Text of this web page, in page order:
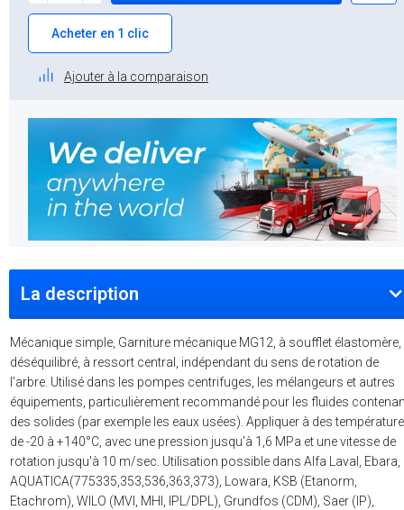
Acheter en 1 clic
Ajouter à la comparaison
La description
Mécanique simple, Garniture mécanique MG12, à soufflet élastomère,
déséquilibré, à ressort central, indépendant du sens de rotation de
l'arbre. Utilisé dans les pompes centrifuges, les mélangeurs et autres
équipements, particulièrement recommandé pour les fluides
des solides (par exemple les eaux usées). Appliquer à des
de -20 à +140°C, avec une pression jusqu'à 1,6 MPa et une vitesse de
rotation jusqu'à 10 m/sec. Utilisation possible dans Alfa Laval, Ebara,
AQUATICA(775335,353,536,363,373), Lowara, KSB (Etanorm,
Etachrom), WILO (MVI, MHI, IPL/DPL), Grundfos (CDM), Saer (IP),